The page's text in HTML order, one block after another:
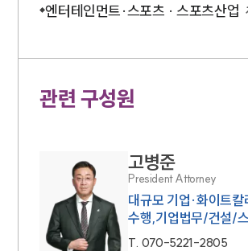
엔터테인먼트·스포츠 · 스포츠산업
관련 구성원
고병준
President Attorney
대규모 기업·화이트
수행,기업법무/건설/
T. 070-5221-2805